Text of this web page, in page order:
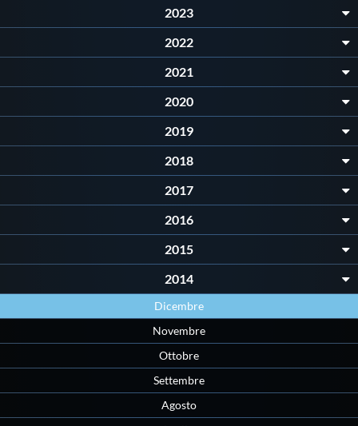
2023
2022
2021
2020
2019
2018
2017
2016
2015
2014
Dicembre
Novembre
Ottobre
Settembre
Agosto